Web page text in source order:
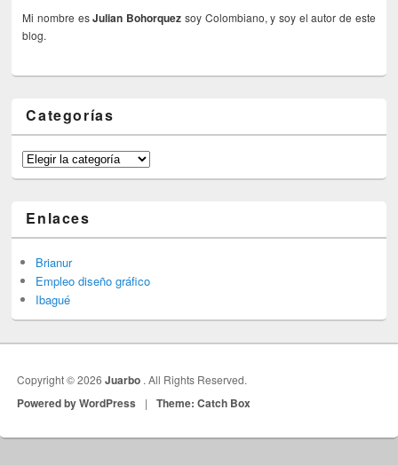
Mi nombre esJulian Bohorquez soy Colombiano, y soy el autor de este
blog.
Categorías
Categorías
Enlaces
Brianur
Empleo diseño gráfico
Ibagué
Copyright © 2026Juarbo . All Rights Reserved.
Powered by WordPress | Theme: Catch Box